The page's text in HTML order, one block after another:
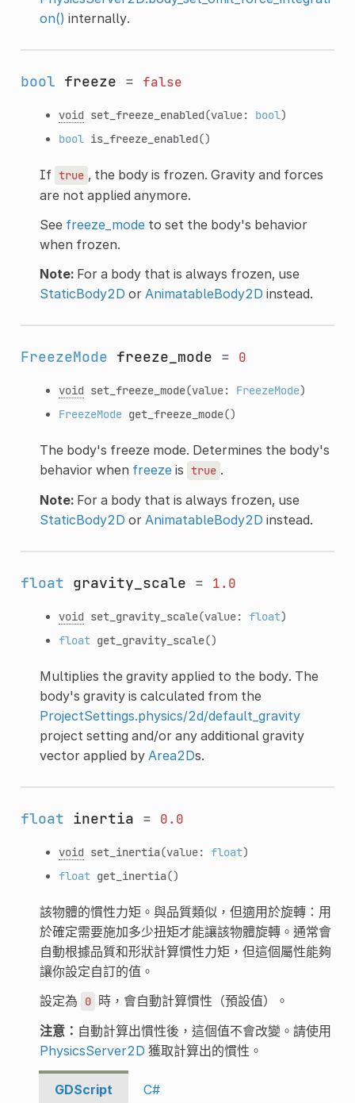
on() internally.
bool freeze = false
void set_freeze_enabled(value: bool)
bool is_freeze_enabled()
If true , the body is frozen. Gravity and forces
are not applied anymore.
See freeze_modeto set the body's behavior
when frozen.
Note:For a body that is always frozen, use
StaticBody2D or AnimatableBody2D instead.
FreezeMode freeze_mode = 0
void set_freeze_mode(value: FreezeMode)
FreezeMode get_freeze_mode()
The body's freeze mode. Determines the body's
behavior when freezeis true .
Note:For a body that is always frozen, use
StaticBody2D or AnimatableBody2D instead.
float gravity_scale = 1.0
void set_gravity_scale(value: float)
float get_gravity_scale()
Multiplies the gravity applied to the body. The
body's gravity is calculated from the
ProjectSettings.physics/2d/default_gravity
project setting and/or any additional gravity
vector applied by Area2Ds.
float inertia = 0.0
void set_inertia(value: float)
float get_inertia()
該物體的慣性力矩。與品質類似，但適用於旋轉：用
於確定需要施加多少扭矩才能讓該物體旋轉。通常會
自動根據品質和形狀計算慣性力矩，但這個屬性能夠
讓你設定自訂的值。
設定為
0 時，會自動計算慣性（預設值）。
注意： 自動計算出慣性後，這個值不會改變。請使用
PhysicsServer2D 獲取計算出的慣性。
GDScript C#